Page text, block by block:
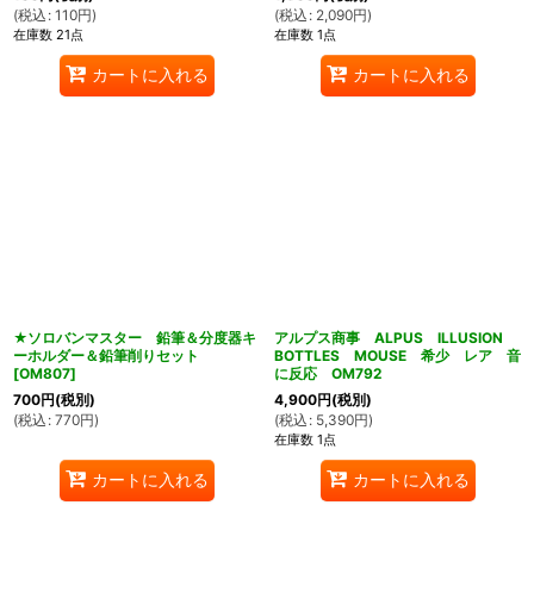
(税込 : 110円)
在庫数 21点
カートに入れる
(税込 : 2,090円)
在庫数 1点
カートに入れる
★ソロバンマスター 鉛筆＆分度器キ
ーホルダー＆鉛筆削りセット
[OM807]
700円(税別)
(税込 : 770円)
カートに入れる
アルプス商事 ALPUS ILLUSION
BOTTLES MOUSE 希少 レア 音
に反応 OM792
4,900円(税別)
(税込 : 5,390円)
在庫数 1点
カートに入れる